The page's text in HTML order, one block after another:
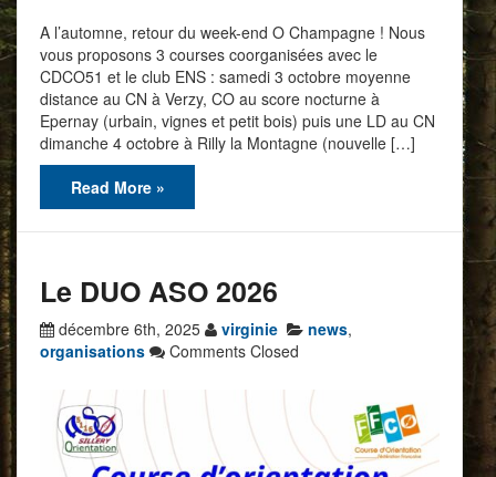
A l’automne, retour du week-end O Champagne ! Nous
vous proposons 3 courses coorganisées avec le
CDCO51 et le club ENS : samedi 3 octobre moyenne
distance au CN à Verzy, CO au score nocturne à
Epernay (urbain, vignes et petit bois) puis une LD au CN
dimanche 4 octobre à Rilly la Montagne (nouvelle […]
Read More »
Le DUO ASO 2026
décembre 6th, 2025 virginie news,
organisations
Comments Closed